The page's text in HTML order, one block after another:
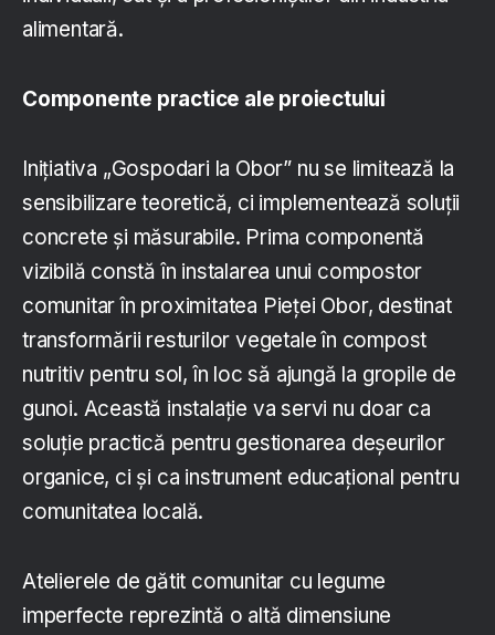
alimentară.
Componente practice ale proiectului
Inițiativa „Gospodari la Obor” nu se limitează la
sensibilizare teoretică, ci implementează soluții
concrete și măsurabile. Prima componentă
vizibilă constă în instalarea unui compostor
comunitar în proximitatea Pieței Obor, destinat
transformării resturilor vegetale în compost
nutritiv pentru sol, în loc să ajungă la gropile de
gunoi. Această instalație va servi nu doar ca
soluție practică pentru gestionarea deșeurilor
organice, ci și ca instrument educațional pentru
comunitatea locală.
Atelierele de gătit comunitar cu legume
imperfecte reprezintă o altă dimensiune